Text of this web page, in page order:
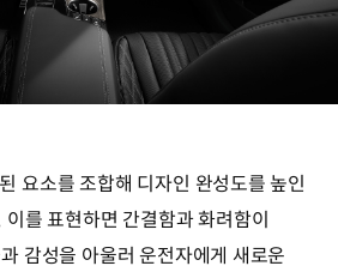
요소를 조합해 디자인 완성도를 높인
를 표현하면 간결함과 화려함이
감성을 아울러 운전자에게 새로운